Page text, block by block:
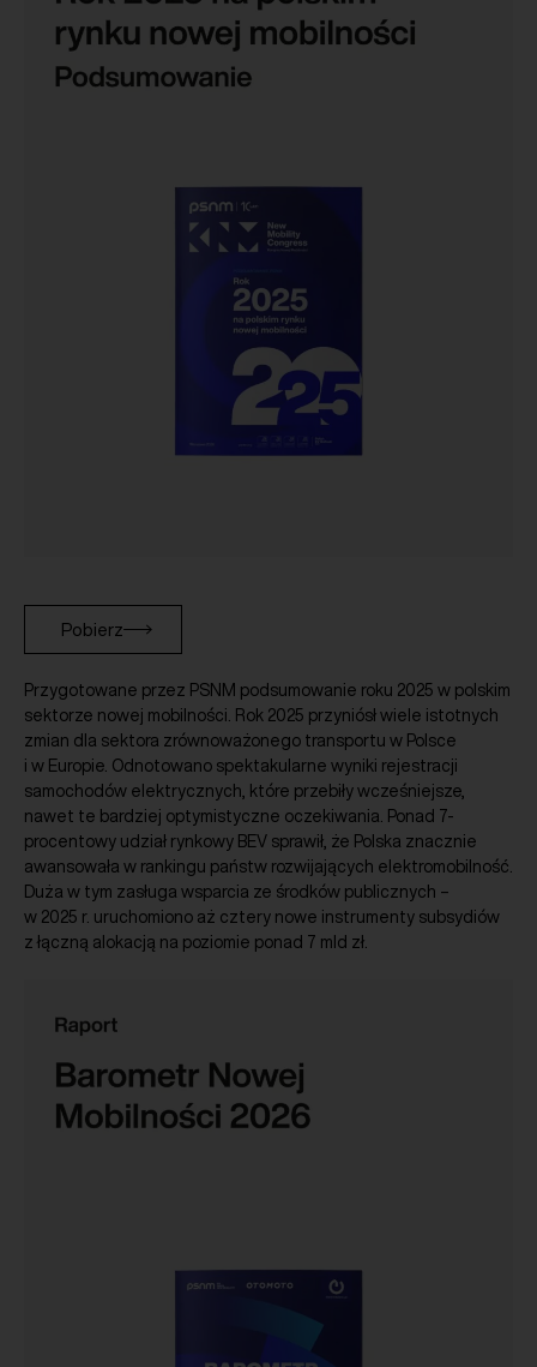
Pobierz
Przygotowane przez PSNM podsumowanie roku 2025 w polskim
sektorze nowej mobilności. Rok 2025 przyniósł wiele istotnych
zmian dla sektora zrównoważonego transportu w Polsce
i w Europie. Odnotowano spektakularne wyniki rejestracji
samochodów elektrycznych, które przebiły wcześniejsze,
nawet te bardziej optymistyczne oczekiwania. Ponad 7-
procentowy udział rynkowy BEV sprawił, że Polska znacznie
awansowała w rankingu państw rozwijających elektromobilność.
Duża w tym zasługa wsparcia ze środków publicznych –
w 2025 r. uruchomiono aż cztery nowe instrumenty subsydiów
z łączną alokacją na poziomie ponad 7 mld zł.